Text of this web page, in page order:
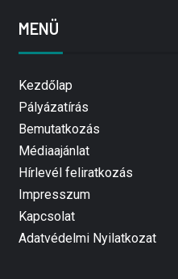
MENÜ
Kezdőlap
Pályázatírás
Bemutatkozás
Médiaajánlat
Hírlevél feliratkozás
Impresszum
Kapcsolat
Adatvédelmi Nyilatkozat